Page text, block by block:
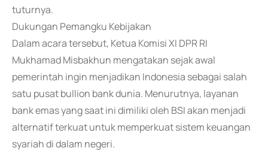
tuturnya.
Dukungan Pemangku Kebijakan
Dalam acara tersebut, Ketua Komisi XI DPR RI
Mukhamad Misbakhun mengatakan sejak awal
pemerintah ingin menjadikan Indonesia sebagai salah
satu pusat bullion bank dunia. Menurutnya, layanan
bank emas yang saat ini dimiliki oleh BSI akan menjadi
alternatif terkuat untuk memperkuat sistem keuangan
syariah di dalam negeri.